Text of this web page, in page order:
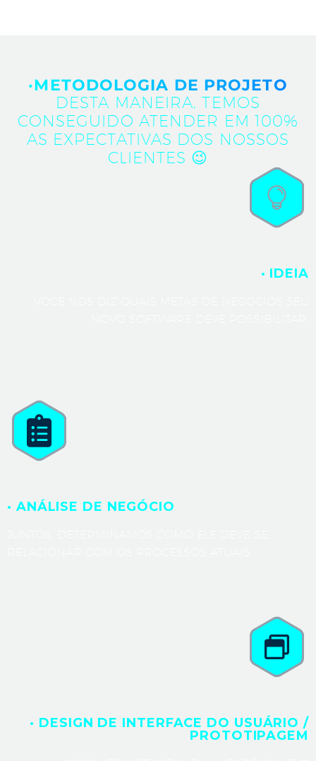
·METODOLOGIA DE PROJETO
DESTA MANEIRA, TEMOS
CONSEGUIDO ATENDER EM 100%
AS EXPECTATIVAS DOS NOSSOS
CLIENTES 😉
· IDEIA
· ANÁLISE DE NEGÓCIO
· DESIGN DE INTERFACE DO USUÁRIO /
PROTOTIPAGEM